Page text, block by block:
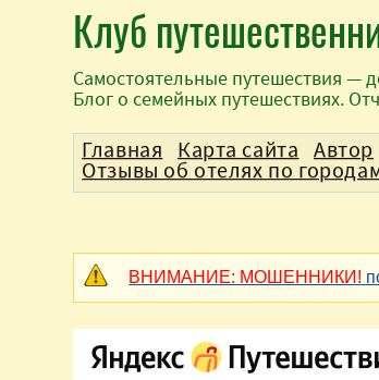
Клуб
Самостоятельные путешествия —
Блог о семейных путешествиях.
ВНИМАНИЕ: МОШЕННИКИ!
Главная Карта сайта Автор
Отзывы об отелях по